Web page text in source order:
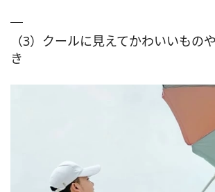
（3）クールに見えてかわいいもの
き